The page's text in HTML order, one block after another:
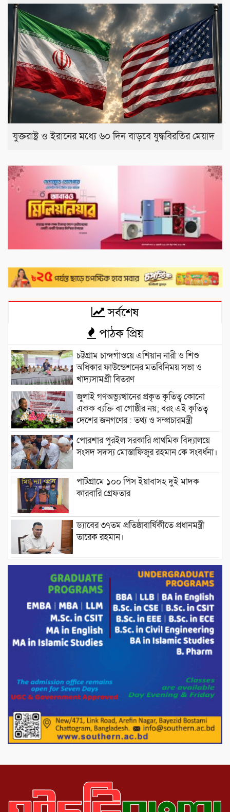
যুক্তরাষ্ট্র ও ইরানের মধ্যে ৬০ দিন বাড়বে যুদ্ধবিরতির মেয়াদ
সর্বশেষ
পাঠক প্রিয়
চট্টগ্রাম চান্দগাঁওয়ে এশিয়ান নারী ও শিশু
অধিকার ফাউন্ডেশনের মতবিনিময় সভা ও
খাদ্যসামগ্রী বিতরণ
জুলাই গণঅভ্যুত্থানের প্রকৃত কৃতিত্ব কোনো
একক ব্যক্তি বা গোষ্ঠীর নয়; বরং এই কৃতিত্ব
দেশের জনগণের : তথ্য ও সম্প্রচারমন্ত্রী
পোরশার পুরইল সরকারি প্রাথমিক বিদ্যালয়ে
সংসদ সদস্য মোস্তাফিজুর রহমান কে সংবর্ধনা।
পাটগ্রামে ১০০ পিস ইয়াবাসহ দুই মাদক
কারবারি গ্রেফতার
ড্যাবের ৩৭তম প্রতিষ্ঠাবার্ষিকীতে প্রধানমন্ত্রী
তারেক রহমান।
চন্দনাইশের হাশিমপুর ৪ নং ওয়ার্ডে ৫’শতাধিক
হতদরিদ্র পরিবারের মাঝে খাদ্যসামগ্রী বিতরণ
করেন মনজুর মোরশেদ
পরিবেশ রক্ষায় পাটগ্রামে ইহসান ইয়ুথ
সার্কেলের বৃক্ষরোপণ
মিরপুর-১১ নম্বরে দুর্বৃত্তদের গুলিতে বিএনপি
পাটগ্রামে চিকিৎসা সেবায় বীর মুক্তিযোদ্ধা দবির
উদ্দিন ফাউন্ডেশন
পাটগ্রামের দহগ্রাম ইউনিয়নের প্রধান সড়ক
ভেঙ্গে যোগাযোগ বিছিন্ন